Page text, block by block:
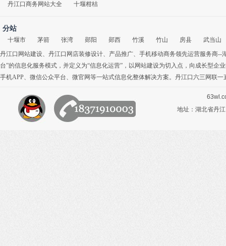
丹江口商务网站大全 十堰柑桔
分站
十堰市 茅箭 张湾 郧阳 郧西 竹溪 竹山 房县
武当山
丹江口网站建设、 丹江口网店装修设计、 产品推广、 手机移动商务领先运营服务商--
台”的信息化服务模式，并定义为“信息化运营”，以网站建设为切入点，向成长型企
手机APP、 微信公众平台、 微官网等一站式信息化整体解决方案。丹江口六三网联
地址：湖北省丹